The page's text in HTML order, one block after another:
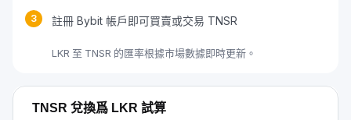
3 註冊 Bybit 帳戶即可買賣或交易 TNSR
LKR 至 TNSR 的匯率根據市場數據即時更新。
TNSR 兌換爲 LKR 試算